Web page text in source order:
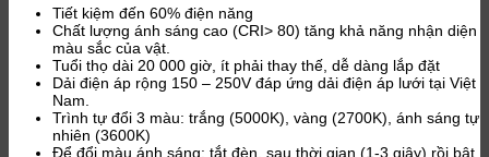
Tiết kiệm đến 60% điện năng
Chất lượng ánh sáng cao (CRI> 80) tăng khả năng nhận diện
màu sắc của vật.
Tuổi thọ dài 20 000 giờ, ít phải thay thế, dễ dàng lắp đặt
Dải điện áp rộng 150 – 250V đáp ứng dải điện áp lưới tại Việt
Nam.
Trình tự đổi 3 màu: trắng (5000K), vàng (2700K), ánh sáng tự
nhiên (3600K)
Để đổi màu ánh sáng: tắt đèn, sau thời gian (1-3 giây) rồi bật